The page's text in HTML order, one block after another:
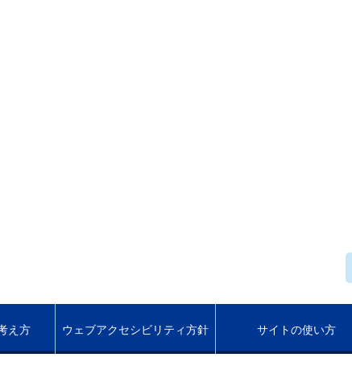
え方 ウェブアクセシビリティ方針 サイトの使い方